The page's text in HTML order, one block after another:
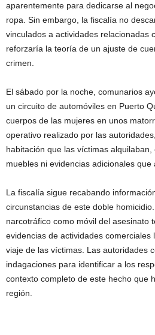
aparentemente para dedicarse al
ropa. Sin embargo, la fiscalía no
vinculados a actividades relacionadas
reforzaría la teoría de un ajuste de
crimen.
El sábado por la noche, comunarios
un circuito de automóviles en Puerto
cuerpos de las mujeres en unos
operativo realizado por las
habitación que las víctimas
muebles ni evidencias adicionales
La fiscalía sigue recabando
circunstancias de este doble
narcotráfico como móvil del asesinato
evidencias de actividades
viaje de las víctimas. Las autoridades
indagaciones para identificar a los
contexto completo de este hecho que
región.